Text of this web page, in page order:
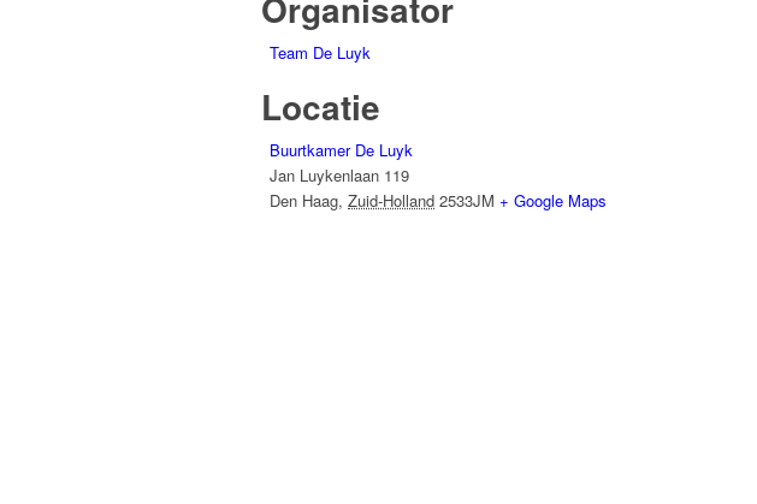
Team De Luyk
Locatie
Buurtkamer De Luyk
Jan Luykenlaan 119
Den Haag, Zuid-Holland 2533JM + Google Maps